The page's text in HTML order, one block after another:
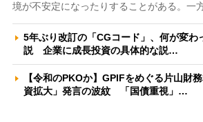
境が不安定になったりすることがある。一
5年ぶり改訂の「CGコード」、何が変わ
説 企業に成長投資の具体的な説…
【令和のPKOか】GPIFをめぐる片山財
資拡大」発言の波紋 「国債重視」…